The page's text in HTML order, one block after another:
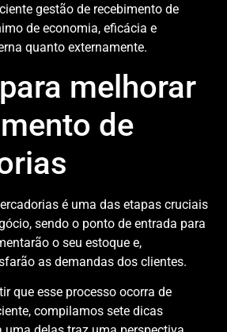
gestão de recebimento de
de economia, eficácia e
quanto externamente.
melhorar
de
é uma das etapas cruciais
sendo o ponto de entrada para
o seu estoque e,
as demandas dos clientes.
que esse processo ocorra de
compilamos sete dicas